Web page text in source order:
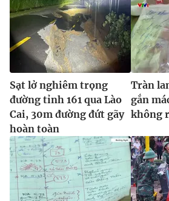
Sạt lở nghiêm trọng
đường tỉnh 161 qua Lào
Cai, 30m đường đứt gãy
hoàn toàn
Tràn
gắn
không